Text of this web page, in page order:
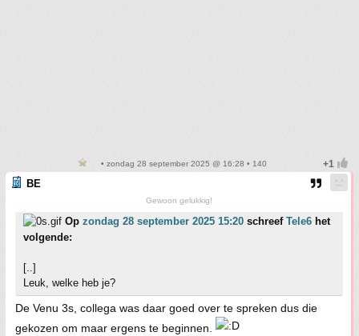
• zondag 28 september 2025 @ 16:28 • 140
BE
Gewoon gelukkig!
Op zondag 28 september 2025 15:20 schreef Tele6 het
volgende:
[..]
Leuk, welke heb je?
De Venu 3s, collega was daar goed over te spreken dus die
gekozen om maar ergens te beginnen.